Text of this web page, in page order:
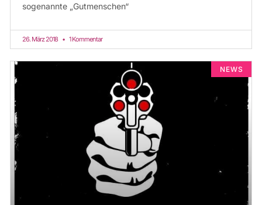
sogenannte „Gutmenschen“
26. März 2018 1 Kommentar
NEWS